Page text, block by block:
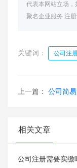
代表本网站立场，
聚名企业服务 注
关键词： 公司注
上一篇： 公司简
相关文章
公司注册需要实缴